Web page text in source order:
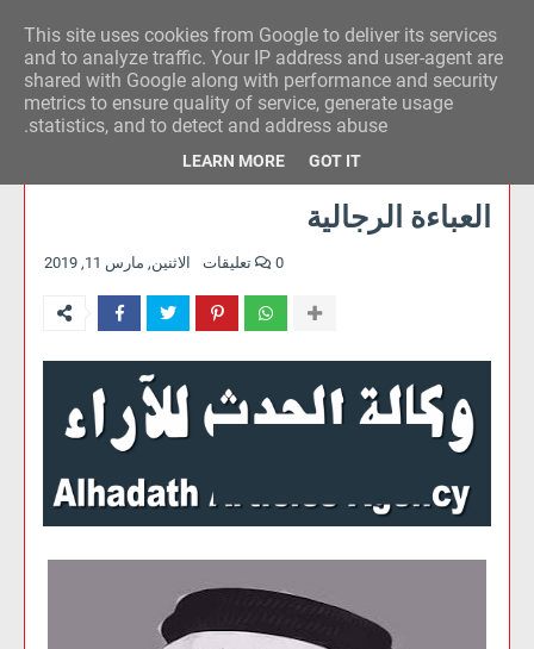
وكالة الحدث للآراء
العباءة الرجالية
الاثنين, مارس 11, 2019 0 تعليقات
This site uses cookies from Google to deliver its services
and to analyze traffic. Your IP address and user-agent are
shared with Google along with performance and security
metrics to ensure quality of service, generate usage
statistics, and to detect and address abuse.
LEARN MORE GOT IT